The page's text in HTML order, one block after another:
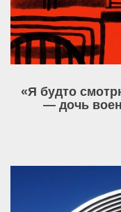
«Я будто
— дочь